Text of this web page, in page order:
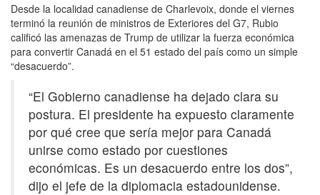
Desde la localidad canadiense de Charlevoix, donde el viernes
terminó la reunión de ministros de Exteriores del G7, Rubio
calificó las amenazas de Trump de utilizar la fuerza económica
para convertir Canadá en el 51 estado del país como un simple
“desacuerdo”.
“El Gobierno canadiense ha dejado clara su
postura. El presidente ha expuesto claramente
por qué cree que sería mejor para Canadá
unirse como estado por cuestiones
económicas. Es un desacuerdo entre los dos”,
dijo el jefe de la diplomacia estadounidense.